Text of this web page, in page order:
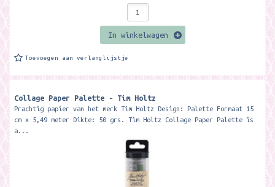
In winkelwagen
Toevoegen aan verlanglijstje
Collage Paper Palette - Tim Holtz
Prachtig papier van het merk Tim Holtz Design: Palette Formaat 15
cm x 5,49 meter Dikte: 50 grs. Tim Holtz Collage Paper Palette is
a...